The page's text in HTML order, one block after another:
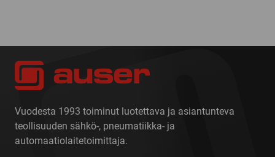
Vuodesta 1993 toiminut luotettava ja asiantunteva
teollisuuden sähkö-, pneumatiikka- ja
automaatiolaitetoimittaja.